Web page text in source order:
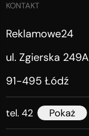
KONTAKT
Reklamowe24
ul. Zgierska 249A
91-495 Łódź
tel. 42 Pokaż